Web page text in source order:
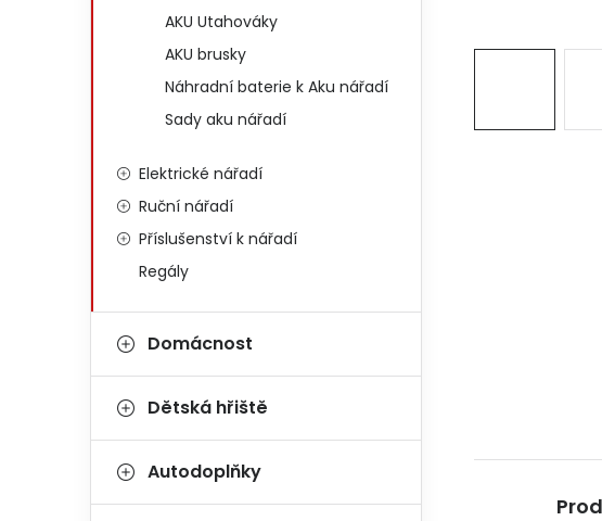
AKU Utahováky
AKU brusky
Náhradní baterie k Aku nářadí
Sady aku nářadí
Elektrické nářadí
Ruční nářadí
Příslušenství k nářadí
Regály
Domácnost
Dětská hřiště
Autodoplňky